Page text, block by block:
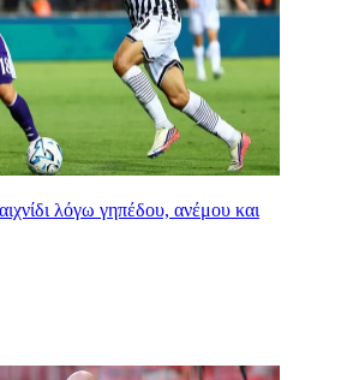
λόγω γηπέδου, ανέμου και